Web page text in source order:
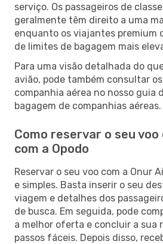
serviço. Os passageiros de
geralmente têm direito a uma
enquanto os viajantes premium
de limites de bagagem mais
Para uma visão detalhada do
avião, pode também consultar
companhia aérea no nosso guia
bagagem de companhias aéreas.
Como reservar o seu voo
com a Opodo
Reservar o seu voo com a Onur
e simples. Basta inserir o seu
viagem e detalhes dos
de busca. Em seguida, pode
a melhor oferta e concluir a sua
passos fáceis. Depois disso,